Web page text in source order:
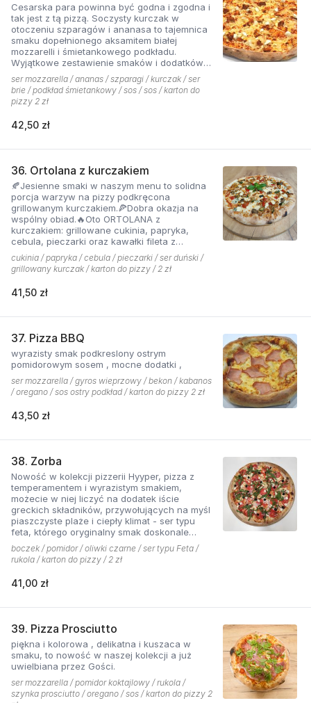
Cesarska para powinna być godna i zgodna i
tak jest z tą pizzą. Soczysty kurczak w
otoczeniu szparagów i ananasa to tajemnica
smaku dopełnionego aksamitem białej
mozzarelli i śmietankowego podkładu.
Wyjątkowe zestawienie smaków i dodatków
które tworzą jedną z najchętniej zamawianych
pizzy z menu pizzerii Hyyper
ser mozzarella / ananas / szparagi / kurczak / ser
brie / podkład śmietankowy / sos / sos / karton do
pizzy 2 zł
42,50 zł
36. Ortolana z kurczakiem
🍂Jesienne smaki w naszym menu to solidna
porcja warzyw na pizzy podkręcona
grillowanym kurczakiem.🍕Dobra okazja na
wspólny obiad.🔥Oto ORTOLANA z
kurczakiem: grillowane cukinia, papryka,
cebula, pieczarki oraz kawałki fileta z
dodatkiem sera z niebieską pleśnią.
cukinia / papryka / cebula / pieczarki / ser duński /
grillowany kurczak / karton do pizzy / 2 zł
41,50 zł
37. Pizza BBQ
wyrazisty smak podkreslony ostrym
pomidorowym sosem , mocne dodatki ,
ser mozzarella / gyros wieprzowy / bekon / kabanos
/ oregano / sos ostry podkład / karton do pizzy 2 zł
43,50 zł
38. Zorba
Nowość w kolekcji pizzerii Hyyper, pizza z
temperamentem i wyrazistym smakiem,
możecie w niej liczyć na dodatek iście
greckich składników, przywołujących na myśl
piaszczyste plaże i ciepły klimat - ser typu
feta, którego oryginalny smak doskonale
współgra z przypieczoną czerwoną cebulką,
a także oliwki czarne, które nadają pizzy
wyjątkowo greckiego charakteru, wszystko to
grillowanego boczku. Jest to pizza dla
boją się poznawać nowych połączeń.
boczek / pomidor / oliwki czarne / ser typu Feta /
rukola / karton do pizzy / 2 zł
41,00 zł
39. Pizza Prosciutto
piękna i kolorowa , delikatna i kuszaca w
smaku, to nowość w naszej kolekcji a już
uwielbiana przez Gości.
ser mozzarella / pomidor koktajlowy / rukola /
szynka prosciutto / oregano / sos / karton do pizzy 2